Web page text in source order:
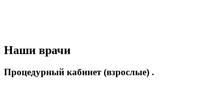
Наши врачи
Процедурный кабинет (взрослые) .